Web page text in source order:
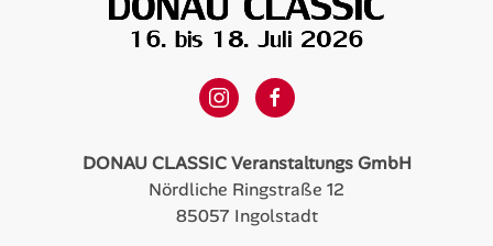
DONAU CLASSIC Veranstaltungs GmbH
Nördliche Ringstraße 12
85057 Ingolstadt